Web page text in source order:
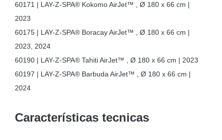
60171 | LAY-Z-SPA® Kokomo AirJet™ , Ø 180 x 66 cm |
2023
60175 | LAY-Z-SPA® Boracay AirJet™ , Ø 180 x 66 cm |
2023, 2024
60190 | LAY-Z-SPA® Tahiti AirJet™ , Ø 180 x 66 cm | 2023
60197 | LAY-Z-SPA® Barbuda AirJet™ , Ø 180 x 66 cm |
2024
Características tecnicas